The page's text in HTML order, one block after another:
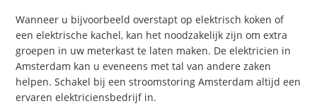
Wanneer u bijvoorbeeld overstapt op elektrisch koken of
een elektrische kachel, kan het noodzakelijk zijn om extra
groepen in uw meterkast te laten maken. De elektricien in
Amsterdam kan u eveneens met tal van andere zaken
helpen. Schakel bij een stroomstoring Amsterdam altijd een
ervaren elektriciensbedrijf in.